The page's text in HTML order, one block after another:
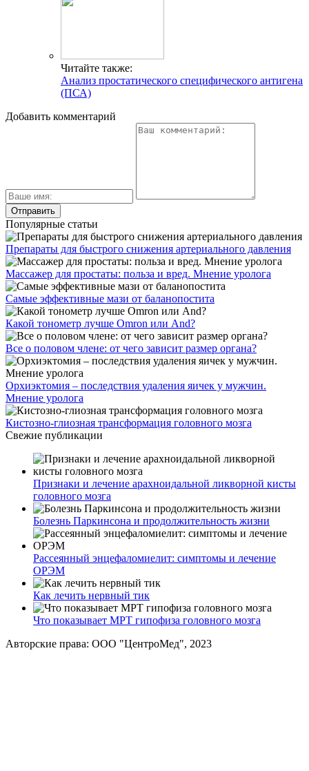
Читайте также:
Анализ простатического специфического антигена
(ПСА)
Добавить комментарий
Популярные статьи
Препараты для быстрого снижения артериального давления
Массажер для простаты: польза и вред. Мнение уролога
Самые эффективные мази от баланопостита
Какой тонометр лучше Omron или And?
Все о половом члене: от чего зависит размер органа?
Орхиэктомия – последствия удаления яичек у мужчин.
Мнение уролога
Кистозно-глиозная трансформация головного мозга
Свежие публикации
Признаки и лечение арахноидальной ликворной кисты
головного мозга
Болезнь Паркинсона и продолжительность жизни
Рассеянный энцефаломиелит: симптомы и лечение
ОРЭМ
Как лечить нервный тик
Что показывает МРТ гипофиза головного мозга
Авторские права: ООО "ЦентроМед", 2023